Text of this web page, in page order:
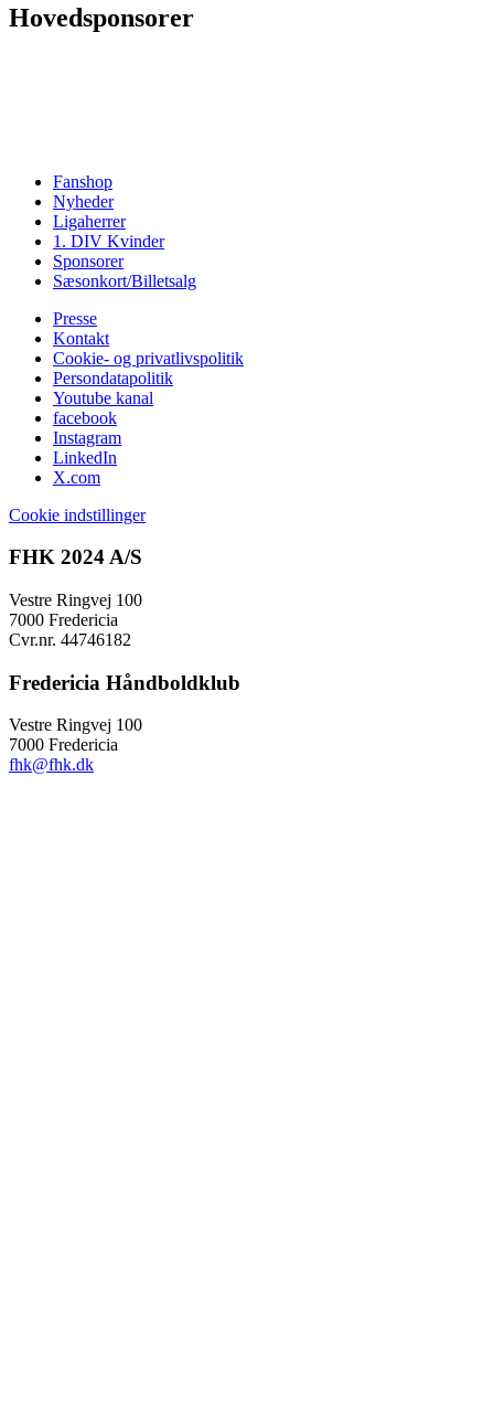
Hovedsponsorer
Fanshop
Nyheder
Ligaherrer
1. DIV Kvinder
Sponsorer
Sæsonkort/Billetsalg
Presse
Kontakt
Cookie- og privatlivspolitik
Persondatapolitik
Youtube kanal
facebook
Instagram
LinkedIn
X.com
Cookie indstillinger
FHK 2024 A/S
Vestre Ringvej 100
7000 Fredericia
Cvr.nr. 44746182
Fredericia Håndboldklub
Vestre Ringvej 100
7000 Fredericia
fhk@fhk.dk